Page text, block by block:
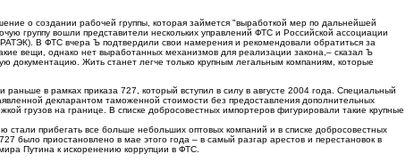
о создании рабочей группы, которая займется "выработкой мер по дальнейшей
группу вошли представители нескольких управлений ФТС и Российской ассоциации
В ФТС вчера Ъ подтвердили свои намерения и рекомендовали обратиться за
вещи, однако нет выработанных механизмов для реализации закона,– сказал Ъ
Жить станет легче только крупным легальным компаниям, которые
в рамках приказа 727, который вступил в силу в августе 2004 года. Специальный
декларантом таможенной стоимости без предоставления дополнительных
грузов на границе. В списке добросовестных импортеров фигурировали такие крупные
прибегать все больше небольших оптовых компаний и в списке добросовестных
было приостановлено в мае этого года – в самый разгар арестов и перестановок в
Путина к искоренению коррупции в ФТС.